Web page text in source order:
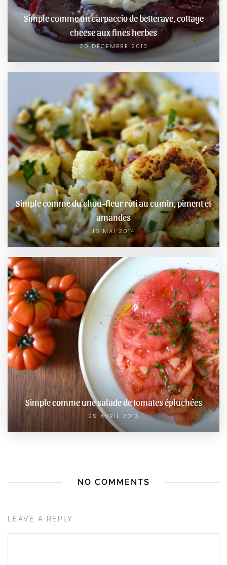
Simple comme un carpaccio de betterave, cottage
cheese aux fines herbes
20 DÉCEMBRE 2013
Simple comme du chou-fleur rôti au cumin, piment et
amandes
16 MAI 2014
Simple comme une salade de tomates épluchées
29 AVRIL 2013
NO COMMENTS
LEAVE A REPLY